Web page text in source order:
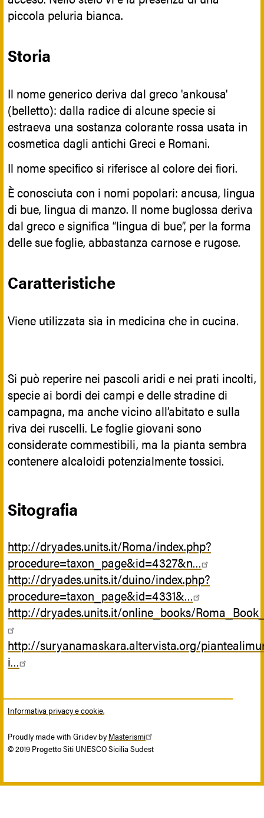
piccola peluria bianca.
Storia
Il nome generico deriva dal greco 'ankousa'
(belletto): dalla radice di alcune specie si
estraeva una sostanza colorante rossa usata in
cosmetica dagli antichi Greci e Romani.
Il nome specifico si riferisce al colore dei fiori.
È conosciuta con i nomi popolari: ancusa, lingua
di bue, lingua di manzo. Il nome buglossa deriva
dal greco e significa “lingua di bue”, per la forma
delle sue foglie, abbastanza carnose e rugose.
Caratteristiche
Viene utilizzata sia in medicina che in cucina.
Si può reperire nei pascoli aridi e nei prati incolti,
specie ai bordi dei campi e delle stradine di
campagna, ma anche vicino all’abitato e sulla
riva dei ruscelli. Le foglie giovani sono
considerate commestibili, ma la pianta sembra
contenere alcaloidi potenzialmente tossici.
Sitografia
http://dryades.units.it/Roma/index.php?
procedure=taxon_page&id=4327&n…
http://dryades.units.it/duino/index.php?
procedure=taxon_page&id=4331&…
http://dryades.units.it/online_books/
http://suryanamaskara.altervista.org/
i…
Informativa privacy e cookie.
Proudly made with Gri.dev byMasterismi
© 2019 Progetto Siti UNESCO Sicilia Sudest